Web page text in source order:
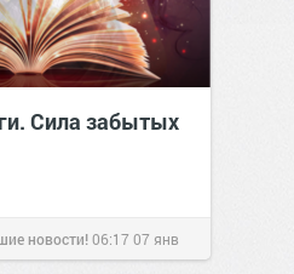
Сила забытых
новости!06:17 07 янв